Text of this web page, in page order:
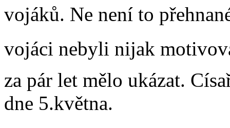
vojáků. Ne není to
vojáci nebyli nijak
za pár let mělo ukázat.
dne 5.května.